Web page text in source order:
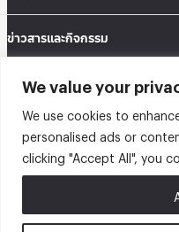
We value your
We use cookies to
personalised ads or
clicking "Accept All", you
ข่าวสารและกิจกรรม
คณะสถิติประยุกต์ อาคารนวมินทราธิรา
Tel: 02-727-3035-40
Fax: 02-374-4061
@2026 คณะสถิติประยุกต์ สถาบันบั